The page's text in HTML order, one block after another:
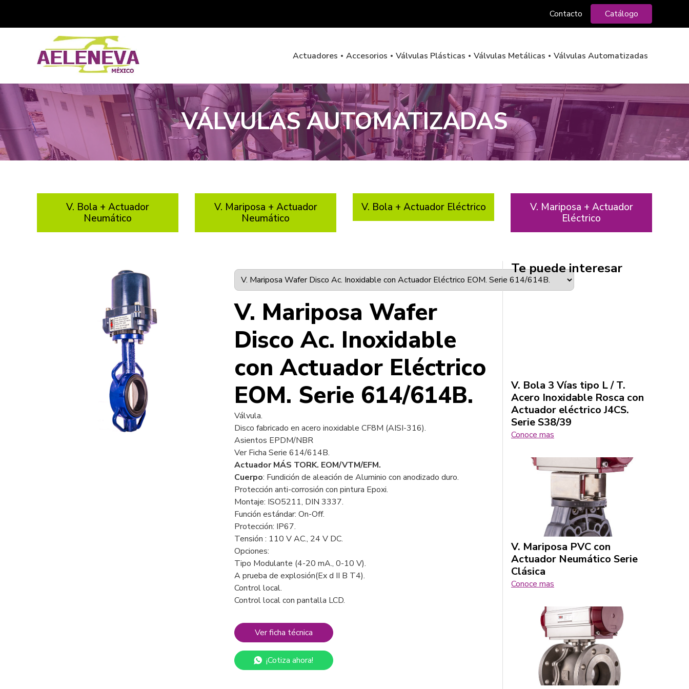
Contacto Catálogo
Actuadores Accesorios Válvulas Plásticas Válvulas Metálicas Válvulas Automatizadas
VÁLVULAS AUTOMATIZADAS
V. Bola + Actuador
Neumático
V. Mariposa + Actuador
Neumático
V. Bola + Actuador Eléctrico
V. Mariposa + Actuador
Eléctrico
V. Mariposa Wafer
Disco Ac. Inoxidable
con Actuador Eléctrico
EOM. Serie 614/614B.
Válvula.
Disco fabricado en acero inoxidable CF8M (AISI-316).
Asientos EPDM/NBR
Ver Ficha Serie 614/614B.
Actuador MÁS TORK. EOM/VTM/EFM.
Cuerpo: Fundición de aleación de Aluminio con anodizado duro.
Protección anti-corrosión con pintura Epoxi.
Montaje: ISO5211, DIN 3337.
Función estándar: On-Off.
Protección: IP67.
Tensión : 110 V AC., 24 V DC.
Opciones:
Tipo Modulante (4-20 mA., 0-10 V).
A prueba de explosión(Ex d II B T4).
Control local.
Control local con pantalla LCD.
Ver ficha técnica
¡Cotiza ahora!
Te puede interesar
V. Bola 3 Vías tipo L / T.
Acero Inoxidable Rosca con
Actuador eléctrico J4CS.
Serie S38/39
Conoce mas
V. Mariposa PVC con
Actuador Neumático Serie
Clásica
Conoce mas